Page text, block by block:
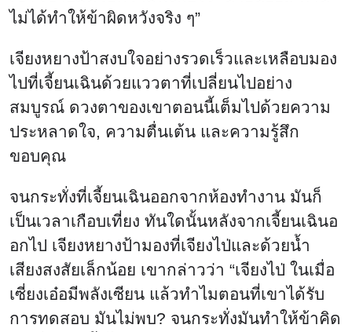
ไม่ได้ทำให้ข้าผิดหวังจริง ๆ”
เจียงหยางป้าสงบใจอย่างรวดเร็วและเหลือบมอง
ไปที่เจี้ยนเฉินด้วยแววตาที่เปลี่ยนไปอย่าง
สมบูรณ์ ดวงตาของเขาตอนนี้เต็มไปด้วยความ
ประหลาดใจ, ความตื่นเต้น และความรู้สึก
ขอบคุณ
จนกระทั่งที่เจี้ยนเฉินออกจากห้องทำงาน มันก็
เป็นเวลาเกือบเที่ยง ทันใดนั้นหลังจากเจี้ยนเฉินอ
อกไป เจียงหยางป้ามองที่เจียงไป่และด้วยน้ำ
เสียงสงสัยเล็กน้อย เขากล่าวว่า “เจียงไป่ ในเมื่อ
เซี่ยงเอ๋อมีพลังเซียน แล้วทำไมตอนที่เขาได้รับ
การทดสอบ มันไม่พบ? จนกระทั่งมันทำให้ข้าคิด